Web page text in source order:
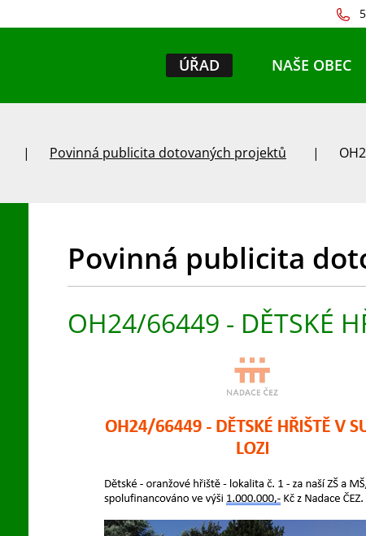
ÚŘAD NAŠE OBEC
Povinná publicita dotovaných projektů
Povinná publicita
OH24/66449 - DĚTSKÉ